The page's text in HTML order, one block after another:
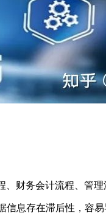
财务会计流程、管理
息存在滞后性，容易